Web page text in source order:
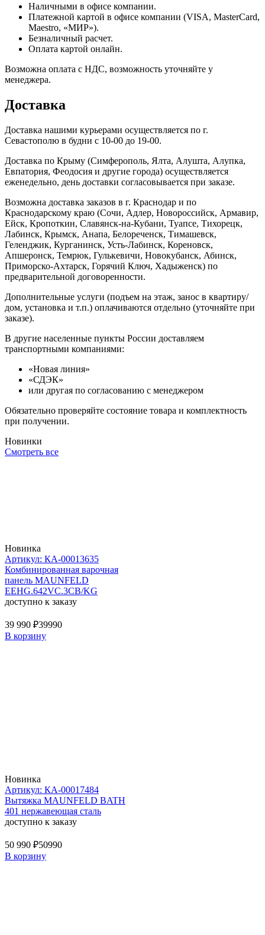
Наличными в офисе компании.
Платежной картой в офисе компании (VISA, MasterCard,
Maestro, «МИР»).
Безналичный расчет.
Оплата картой онлайн.
Возможна оплата с НДС, возможность уточняйте у
менеджера.
Доставка
Доставка нашими курьерами осуществляется по г.
Севастополю в будни с 10-00 до 19-00.
Доставка по Крыму (Симферополь, Ялта, Алушта, Алупка,
Евпатория, Феодосия и другие города) осуществляется
еженедельно, день доставки согласовывается при заказе.
Возможна доставка заказов в г. Краснодар и по
Краснодарскому краю (Сочи, Адлер, Новороссийск, Армавир,
Ейск, Кропоткин, Славянск-на-Кубани, Туапсе, Тихорецк,
Лабинск, Крымск, Анапа, Белореченск, Тимашевск,
Геленджик, Курганинск, Усть-Лабинск, Кореновск,
Апшеронск, Темрюк, Гулькевичи, Новокубанск, Абинск,
Приморско-Ахтарск, Горячий Ключ, Хадыженск) по
предварительной договоренности.
Дополнительные услуги (подъем на этаж, занос в квартиру/
дом, установка и т.п.) оплачиваются отдельно (уточняйте при
заказе).
В другие населенные пункты России доставляем
транспортными компаниями:
«Новая линия»
«СДЭК»
или другая по согласованию с менеджером
Обязательно проверяйте состояние товара и комплектность
при получении.
Новинки
Смотреть все
Новинка
Артикул: КА-00013635
Комбинированная варочная
панель MAUNFELD
EEHG.642VC.3CB/KG
доступно к заказу
39 990 ₽39990
В корзину
Новинка
Артикул: КА-00017484
Вытяжка MAUNFELD BATH
401 нержавеющая сталь
доступно к заказу
50 990 ₽50990
В корзину